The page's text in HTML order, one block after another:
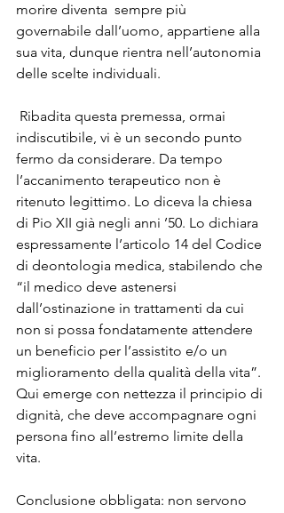
morire diventa  sempre più
governabile dall’uomo, appartiene alla
sua vita, dunque rientra nell’autonomia
delle scelte individuali.
Ribadita questa premessa, ormai
indiscutibile, vi è un secondo punto
fermo da considerare. Da tempo
l’accanimento terapeutico non è
ritenuto legittimo. Lo diceva la chiesa
di Pio XII già negli anni ’50. Lo dichiara
espressamente l’articolo 14 del Codice
di deontologia medica, stabilendo che
“il medico deve astenersi
dall’ostinazione in trattamenti da cui
non si possa fondatamente attendere
un beneficio per l’assistito e/o un
miglioramento della qualità della vita”.
Qui emerge con nettezza il principio di
dignità, che deve accompagnare ogni
persona fino all’estremo limite della
vita.
Conclusione obbligata: non servono